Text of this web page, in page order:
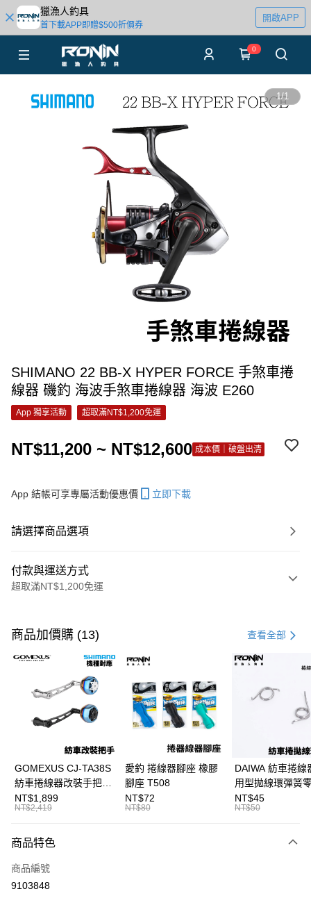
獵漁人釣具
首下載APP即贈$500折價券
開啟APP
0
1/1
SHIMANO 22 BB-X HYPER FORCE 手煞車捲
線器 磯釣 海波手煞車捲線器 海波 E260
App 獨享活動 超取滿NT$1,200免運
NT$11,200 ~ NT$12,600 成本價｜破盤出清
App 結帳可享專屬活動優惠價 立即下載
請選擇商品選項
付款與運送方式
超取滿NT$1,200免運
信用卡一次付款
信用卡分期付款
3 期 0 利率 每期 NT$4,200
合作金庫商業銀行
第一商業銀行
華南商業銀行
彰化商業銀行
台北富邦商業銀行
國泰世華商業銀行
兆豐國際商業銀行
台中商業銀行
匯豐（台灣）商業銀行
華泰商業銀行
聯邦商業銀行
元大商業銀行
台灣樂天信用卡公司
悠遊付
大哥付你分期
【大哥付你分期使用說明】
2.付款方式選擇「大哥付你分期」，訂單成立後會自動跳轉到大哥付的交易
流程，驗證手機門號後，選擇欲分期的期數、繳款截止日，確認付款後即完
相關說明
【關於「AFTEE先享後付」】
商品加價購 (13) 查看全部
GOMEXUS CJ-TA38S
紡車捲線器改裝手把
SHIMANO改裝品 紡車
改裝手把 I052
NT$1,899
NT$2,419
愛釣 捲線器腳座 橡膠
腳座 T508
NT$72
NT$80
DAIWA 紡車捲線
用型拋線環彈簧
線規 耳朵彈簧 紡
零件 T927
NT$45
NT$50
商品特色
商品編號
9103848